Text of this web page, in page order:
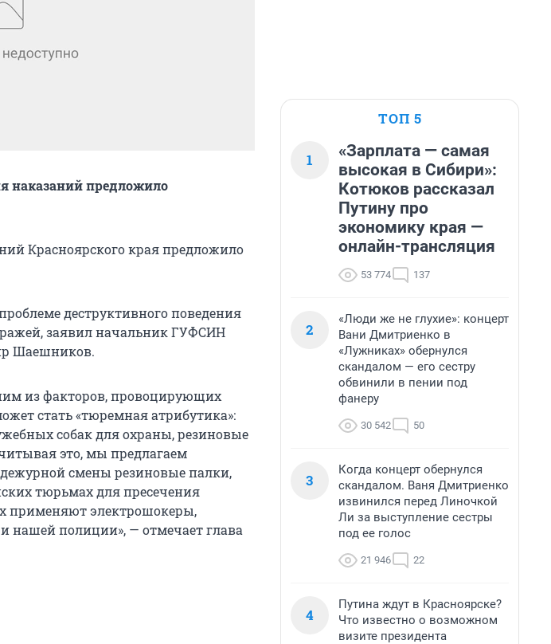
наказаний предложило
Красноярского края предложило
деструктивного поведения
заявил начальник ГУФСИН
Шаешников.
из факторов, провоцирующих
стать «тюремная атрибутика»:
собак для охраны, резиновые
это, мы предлагаем
смены резиновые палки,
тюрьмах для пресечения
применяют электрошокеры,
нашей полиции», — отмечает глава
ТОП 5
1
«Зарплата — самая
высокая в Сибири»:
Котюков рассказал
Путину про
экономику края —
онлайн-трансляция
53 774 137
2
«Люди же не глухие»: концерт
Вани Дмитриенко в
«Лужниках» обернулся
скандалом — его сестру
обвинили в пении под
фанеру
30 542 50
3
Когда концерт обернулся
скандалом. Ваня Дмитриенко
извинился перед Линочкой
Ли за выступление сестры
под ее голос
21 946 22
4
Путина ждут в Красноярске?
Что известно о возможном
визите президента